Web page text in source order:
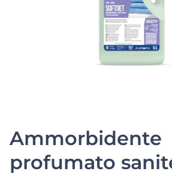
Ammorbidente
profumato